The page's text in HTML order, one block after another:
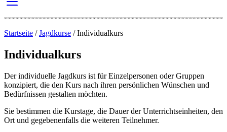
Startseite /Jagdkurse /Individualkurs
Individualkurs
Der individuelle Jagdkurs ist für Einzelpersonen oder Gruppen
konzipiert, die den Kurs nach ihren persönlichen Wünschen und
Bedürfnissen gestalten möchten.
Sie bestimmen die Kurstage, die Dauer der Unterrichtseinheiten, den
Ort und gegebenenfalls die weiteren Teilnehmer.